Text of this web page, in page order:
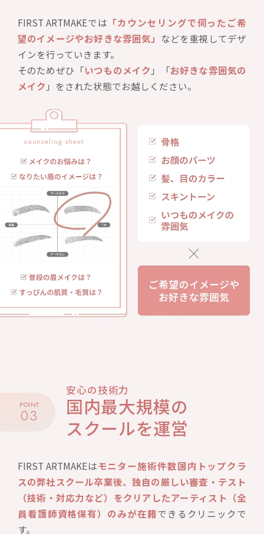
FIRST ARTMAKEでは 「カウンセリングで伺ったご希
望のイメージやお好きな雰囲気」 などを重視してデザ
インを行っていきます。
そのためぜひ「いつものメイク 」「お好きな雰囲気の
メイク 」をされた状態でお越しください。
POINT
03
安心の技術力
国内最大規模の
スクールを運営
FIRST ARTMAKEはモニター施術件数国内トップクラ
スの弊社スクール卒業後、独自の厳しい審査・テスト
（技術・対応力など）をクリアしたアーティスト（全
員看護師資格保有）のみが在籍できるクリニックで
す。